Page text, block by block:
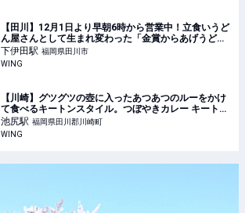
【田川】12月1日より早朝6時から営業中！立食いうど
ん屋さんとして生まれ変わった「金賞からあげうど
ん」田川店 – WING
下伊田駅 福岡県田川市
WING
【川崎】グツグツの壺に入ったあつあつのルーをかけ
て食べるキートンスタイル。つぼやきカレー キートン
の彩り野菜カレー – WING
池尻駅 福岡県田川郡川崎町
WING